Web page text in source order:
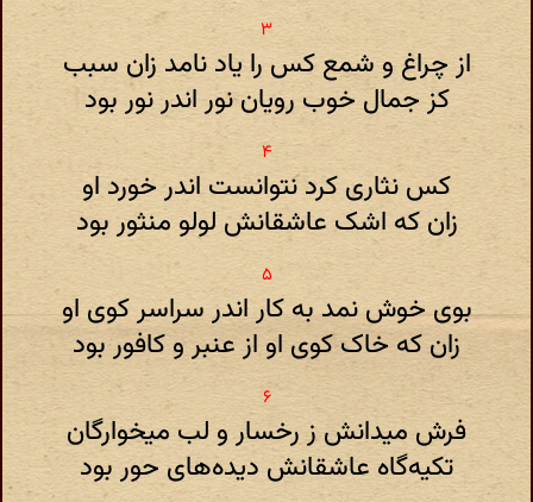
از چراغ و شمع کس را یاد نامد زان سبب
کز جمال خوب رویان نور اندر نور بود
کس نثاری کرد نتوانست اندر خورد او
زان که اشک عاشقانش لولو منثور بود
بوی خوش نمد به کار اندر سراسر کوی او
زان که خاک کوی او از عنبر و کافور بود
فرش میدانش ز رخسار و لب میخوارگان
تکیه‌گاه عاشقانش دیده‌های حور بود